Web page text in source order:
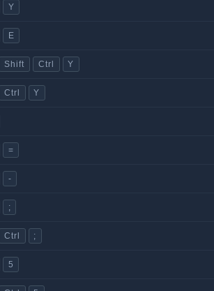
Y
E
Shift Ctrl Y
Ctrl Y
=
-
;
Ctrl ;
5